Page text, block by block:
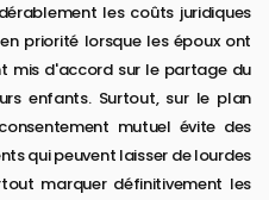
les coûts juridiques
priorité lorsque les époux ont
mis d'accord sur le partage du
enfants. Surtout, sur le plan
mutuel évite des
qui peuvent laisser de lourdes
marquer définitivement les